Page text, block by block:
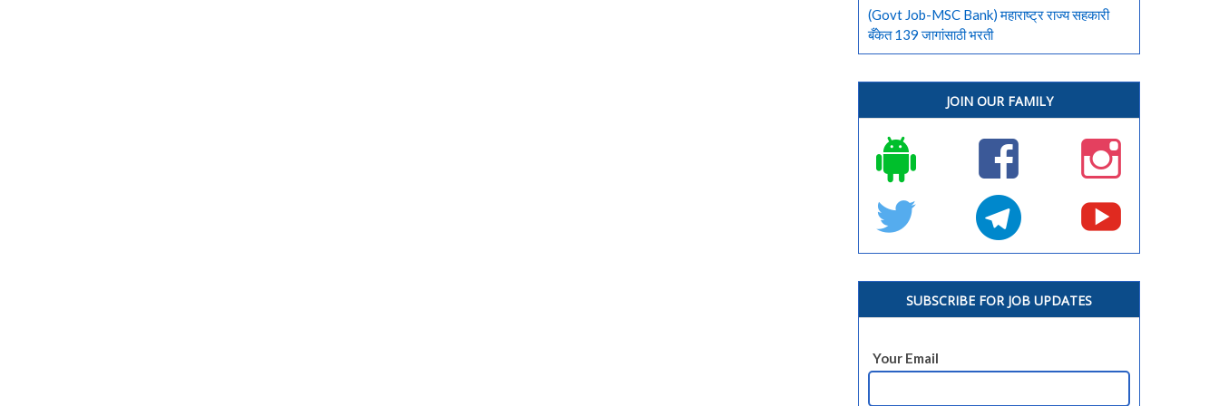
(Govt Job-MSC Bank) महाराष्ट्र राज्य सहकारी
बँकेत 139 जागांसाठी भरती
JOIN OUR FAMILY
SUBSCRIBE FOR JOB UPDATES
Your Email